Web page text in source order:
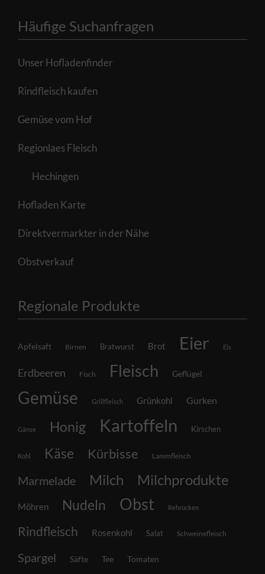
Häufige Suchanfragen
Unser Hofladenfinder
Rindfleisch kaufen
Gemüse vom Hof
Regionlaes Fleisch
Hechingen
Hofladen Karte
Direktvermarkter in der Nähe
Obstverkauf
Regionale Produkte
Apfelsaft Birnen Bratwurst Brot Eier Eis
Erdbeeren Fisch Fleisch Geflügel
Gemüse Grillfleisch Grünkohl Gurken
Gänse Honig Kartoffeln Kirschen
Kohl Käse Kürbisse Lammfleisch
Marmelade Milch Milchprodukte
Möhren Nudeln Obst Rehrücken
Rindfleisch Rosenkohl Salat Schweinefleisch
Spargel Säfte Tee Tomaten